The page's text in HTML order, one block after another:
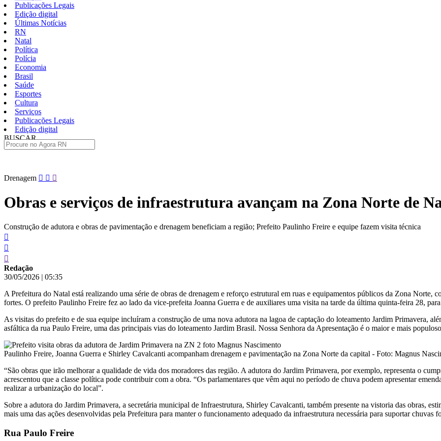
Publicações Legais
Edição digital
Últimas Notícias
RN
Natal
Política
Polícia
Economia
Brasil
Saúde
Esportes
Cultura
Serviços
Publicações Legais
Edição digital
BUSCAR
Pular
conteúdo
Drenagem
Obras e serviços de infraestrutura avançam na Zona Norte de
Construção de adutora e obras de pavimentação e drenagem beneficiam a região; Prefeito Paulinho Freire e equipe fazem visita técnica
Redação
30/05/2026 | 05:35
A Prefeitura do Natal está realizando uma série de obras de drenagem e reforço estrutural em ruas e equipamentos públicos da Zona Norte,
fortes. O prefeito Paulinho Freire fez ao lado da vice-prefeita Joanna Guerra e de auxiliares uma visita na tarde da última quinta-feira 28,
As visitas do prefeito e de sua equipe incluíram a construção de uma nova adutora na lagoa de captação do loteamento Jardim Primavera,
asfáltica da rua Paulo Freire, uma das principais vias do loteamento Jardim Brasil. Nossa Senhora da Apresentação é o maior e mais
Paulinho Freire, Joanna Guerra e Shirley Cavalcanti acompanham drenagem e pavimentação na Zona Norte da capital - Foto: Magnus
“São obras que irão melhorar a qualidade de vida dos moradores das região. A adutora do Jardim Primavera, por exemplo, representa o
acrescentou que a classe política pode contribuir com a obra. “Os parlamentares que vêm aqui no período de chuva podem apresentar
realizar a urbanização do local”.
Sobre a adutora do Jardim Primavera, a secretária municipal de Infraestrutura, Shirley Cavalcanti, também presente na vistoria das obras,
mais uma das ações desenvolvidas pela Prefeitura para manter o funcionamento adequado da infraestrutura necessária para suportar chuvas
Rua Paulo Freire